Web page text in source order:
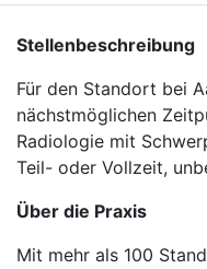
Stellenbeschreibung
Für den Standort bei
nächstmöglichen
Radiologie mit
Teil- oder Vollzeit,
Über die Praxis
Mit mehr als 100